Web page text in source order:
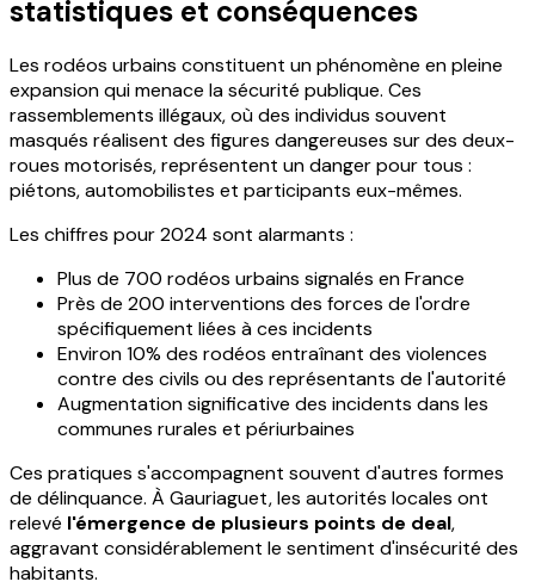
statistiques et conséquences
Les rodéos urbains constituent un phénomène en pleine
expansion qui menace la sécurité publique. Ces
rassemblements illégaux, où des individus souvent
masqués réalisent des figures dangereuses sur des deux-
roues motorisés, représentent un danger pour tous :
piétons, automobilistes et participants eux-mêmes.
Les chiffres pour 2024 sont alarmants :
Plus de 700 rodéos urbains signalés en France
Près de 200 interventions des forces de l'ordre
spécifiquement liées à ces incidents
Environ 10% des rodéos entraînant des violences
contre des civils ou des représentants de l'autorité
Augmentation significative des incidents dans les
communes rurales et périurbaines
Ces pratiques s'accompagnent souvent d'autres formes
de délinquance. À Gauriaguet, les autorités locales ont
relevé l'émergence de plusieurs points de deal,
aggravant considérablement le sentiment d'insécurité des
habitants.